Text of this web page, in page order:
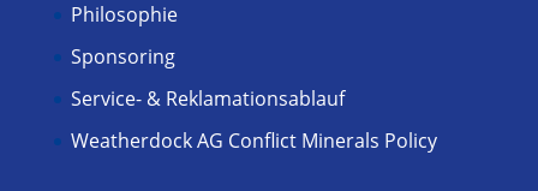
Philosophie
Sponsoring
Service- & Reklamationsablauf
Weatherdock AG Conflict Minerals Policy